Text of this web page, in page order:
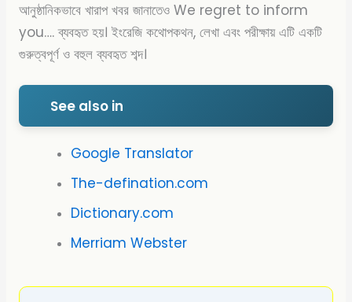
আনুষ্ঠানিকভাবে খারাপ খবর জানাতেও We regret to inform
you…. ব্যবহৃত হয়। ইংরেজি কথোপকথন, লেখা এবং পরীক্ষায় এটি একটি
গুরুত্বপূর্ণ ও বহুল ব্যবহৃত শব্দ।
See also in
Google Translator
The-defination.com
Dictionary.com
Merriam Webster